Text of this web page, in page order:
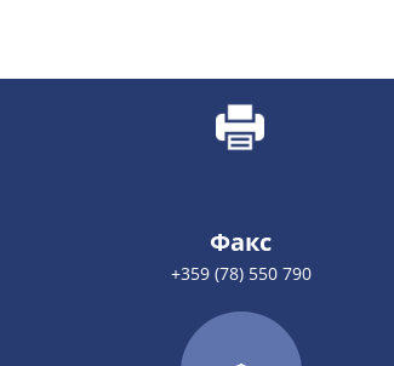
Факс
+359 (78) 550 790